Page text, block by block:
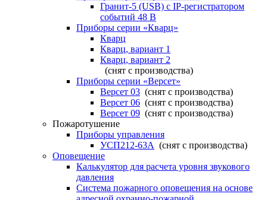
Гранит-5 (USB) c IP-регистратором
событий 48 В
Приборы серии «Кварц»
Кварц
Кварц, вариант 1
Кварц, вариант 2
(снят с производства)
Приборы серии «Версет»
Версет 03 (снят с производства)
Версет 06 (снят с производства)
Версет 09 (снят с производства)
Пожаротушение
Приборы управления
УСП212-63А (снят с производства)
Оповещение
Калькулятор для расчета уровня звукового
давления
Система пожарного оповещения на основе